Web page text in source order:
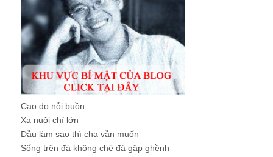
Cao đo nỗi buồn
Xa nuôi chí lớn
Dẫu làm sao thì cha vẫn muốn
Sống trên đá không chê đá gập ghềnh